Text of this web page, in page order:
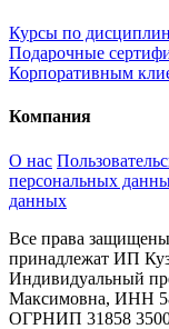
Курсы по
Подарочные
Корпоративным
Компания
О нас
персональных
данных
Все права
принадлежат ИП
Индивидуальный
Максимовна, ИНН
ОГРНИП 31858